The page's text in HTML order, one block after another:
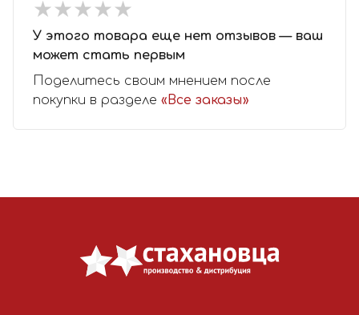
★★★★★
★★★★★
У этого товара еще нет отзывов — ваш
может стать первым
Поделитесь своим мнением после
покупки в разделе «Все заказы»